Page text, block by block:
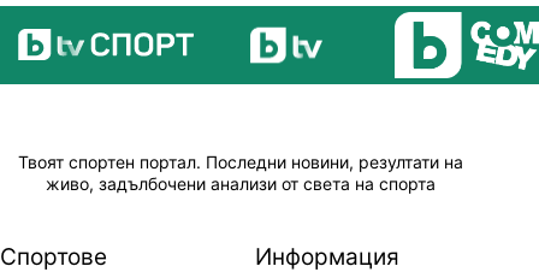
Твоят спортен портал. Последни новини, резултати на
живо, задълбочени анализи от света на спорта
Спортове Информация